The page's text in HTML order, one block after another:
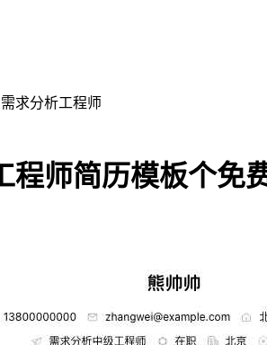
需求分析工程师
程师简历模板个免